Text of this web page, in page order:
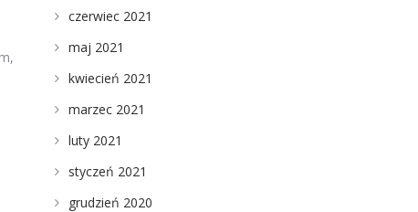
czerwiec 2021
maj 2021
kwiecień 2021
marzec 2021
luty 2021
styczeń 2021
grudzień 2020